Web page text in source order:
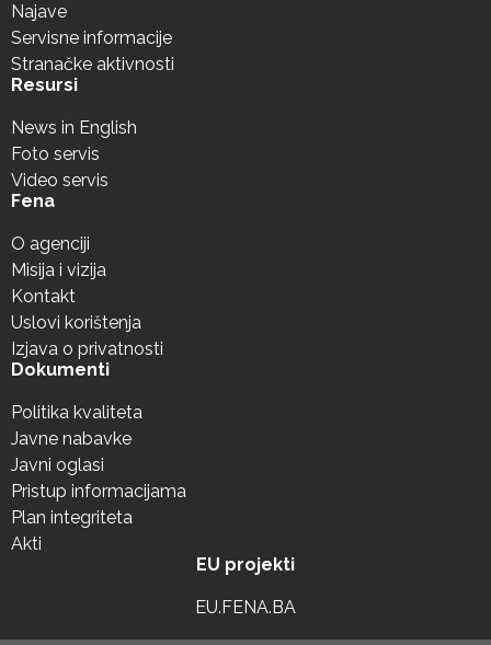
Najave
Servisne informacije
Stranačke aktivnosti
Resursi
News in English
Foto servis
Video servis
Fena
O agenciji
Misija i vizija
Kontakt
Uslovi korištenja
Izjava o privatnosti
Dokumenti
Politika kvaliteta
Javne nabavke
Javni oglasi
Pristup informacijama
Plan integriteta
Akti
EU projekti
EU.FENA.BA